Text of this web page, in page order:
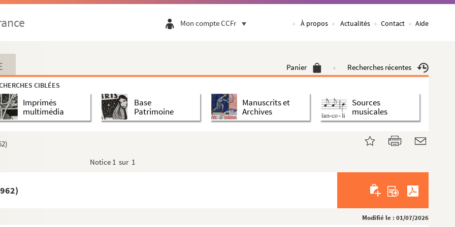
Mon compte CCFr À propos Actualités Contact Aide
Panier Recherches récentes
CIBLÉES
Imprimés
multimédia
Base
Patrimoine
Manuscrits et
Archives
Sources
musicales
Notice 1 sur 1
Modifié le : 01/07/2026
de l’évêché d’Arisitum du VIe au VIIIe siècle